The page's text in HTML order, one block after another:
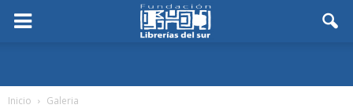
Inicio Galeria